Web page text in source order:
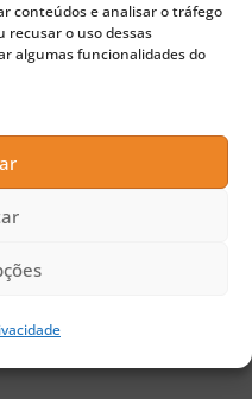
conteúdos e analisar o tráfego
recusar o uso dessas
algumas funcionalidades do
nenhum
a Golem se
traz as últimas